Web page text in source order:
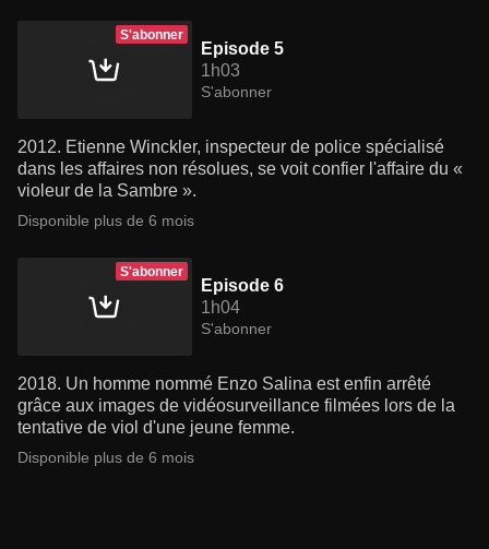
S'abonner
Episode 5
1h03
S'abonner
2012. Etienne Winckler, inspecteur de police spécialisé
dans les affaires non résolues, se voit confier l'affaire du «
violeur de la Sambre ».
Disponible plus de 6 mois
S'abonner
Episode 6
1h04
S'abonner
2018. Un homme nommé Enzo Salina est enfin arrêté
grâce aux images de vidéosurveillance filmées lors de la
tentative de viol d'une jeune femme.
Disponible plus de 6 mois